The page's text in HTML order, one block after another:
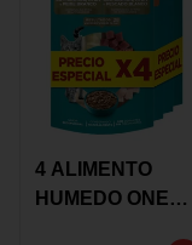
4 ALIMENTO
HUMEDO ONE